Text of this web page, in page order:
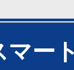
マー